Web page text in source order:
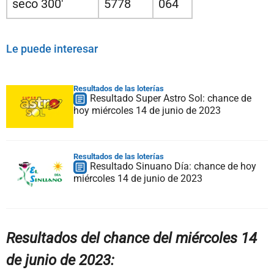
seco 300'
5778 064
Le puede interesar
Resultados de las loterías
Resultado Super Astro Sol: chance de
hoy miércoles 14 de junio de 2023
Resultados de las loterías
Resultado Sinuano Día: chance de hoy
miércoles 14 de junio de 2023
Resultados del chance del miércoles 14
de junio de 2023: